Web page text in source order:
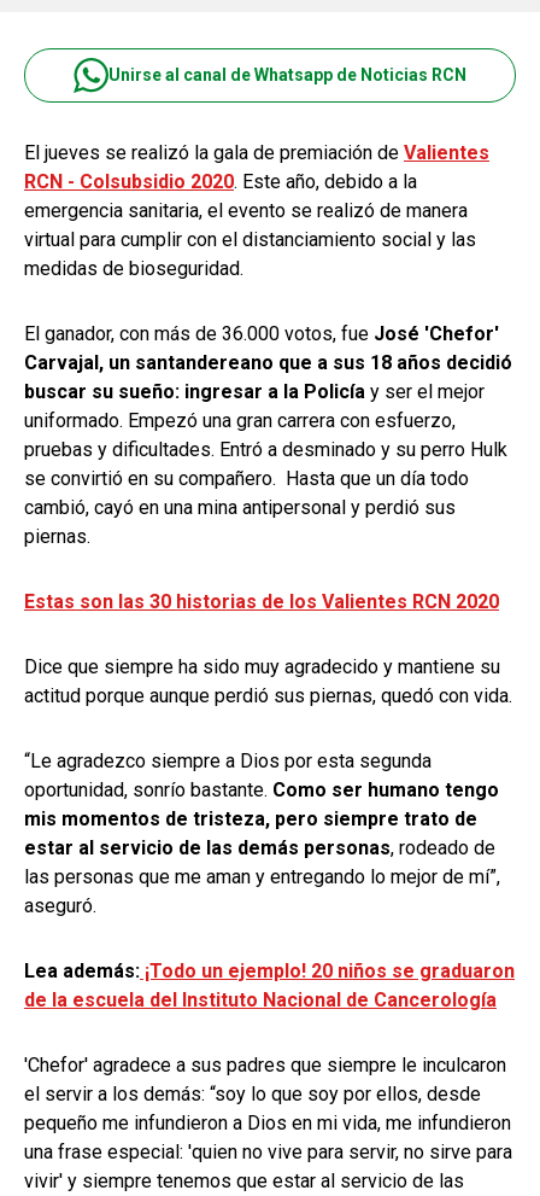
Unirse al canal de Whatsapp de Noticias RCN
El jueves se realizó la gala de premiación de Valientes
RCN - Colsubsidio 2020. Este año, debido a la
emergencia sanitaria, el evento se realizó de manera
virtual para cumplir con el distanciamiento social y las
medidas de bioseguridad.
El ganador, con más de 36.000 votos, fue José 'Chefor'
Carvajal, un santandereano que a sus 18 años decidió
buscar su sueño: ingresar a la Policía y ser el mejor
uniformado. Empezó una gran carrera con esfuerzo,
pruebas y dificultades. Entró a desminado y su perro Hulk
se convirtió en su compañero. Hasta que un día todo
cambió, cayó en una mina antipersonal y perdió sus
piernas.
Estas son las 30 historias de los Valientes RCN 2020
Dice que siempre ha sido muy agradecido y mantiene su
actitud porque aunque perdió sus piernas, quedó con vida.
“Le agradezco siempre a Dios por esta segunda
oportunidad, sonrío bastante. Como ser humano tengo
mis momentos de tristeza, pero siempre trato de
estar al servicio de las demás personas, rodeado de
las personas que me aman y entregando lo mejor de mí”,
aseguró.
Lea además: ¡Todo un ejemplo! 20 niños se graduaron
de la escuela del Instituto Nacional de Cancerología
'Chefor' agradece a sus padres que siempre le inculcaron
el servir a los demás: “soy lo que soy por ellos, desde
pequeño me infundieron a Dios en mi vida, me infundieron
una frase especial: 'quien no vive para servir, no sirve para
vivir' y siempre tenemos que estar al servicio de las